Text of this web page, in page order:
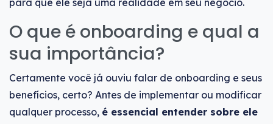
para que ele seja uma realidade em seu negócio.
O que é onboarding e qual a
sua importância?
Certamente você já ouviu falar de onboarding e seus
benefícios, certo? Antes de implementar ou modificar
qualquer processo, é essencial entender sobre ele